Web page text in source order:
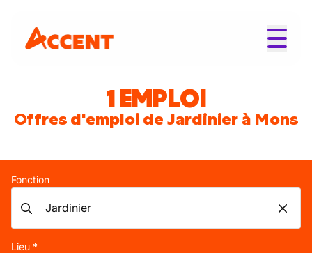
1 EMPLOI
Offres d'emploi de Jardinier à Mons
Fonction
Lieu *